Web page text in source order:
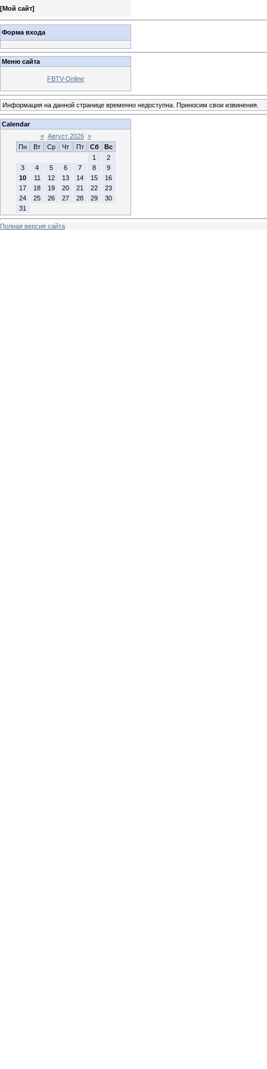
[Мой сайт]
Форма входа
Меню сайта
FBTV-Online
Информация на данной странице временно недоступна. Приносим свои извинения.
Calendar
« Август 2026 »
Пн
Вт Ср Чт Пт Сб
Вс
1
2
3
4 5 6 7 8
9
10
11 12 13 14 15
16
17
18 19 20 21 22
23
24
25 26 27 28 29
30
31
Полная версия сайта